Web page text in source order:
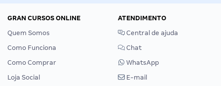
GRAN CURSOS ONLINE
Quem Somos
Como Funciona
Como Comprar
Loja Social
ATENDIMENTO
Central de ajuda
Chat
WhatsApp
E-mail